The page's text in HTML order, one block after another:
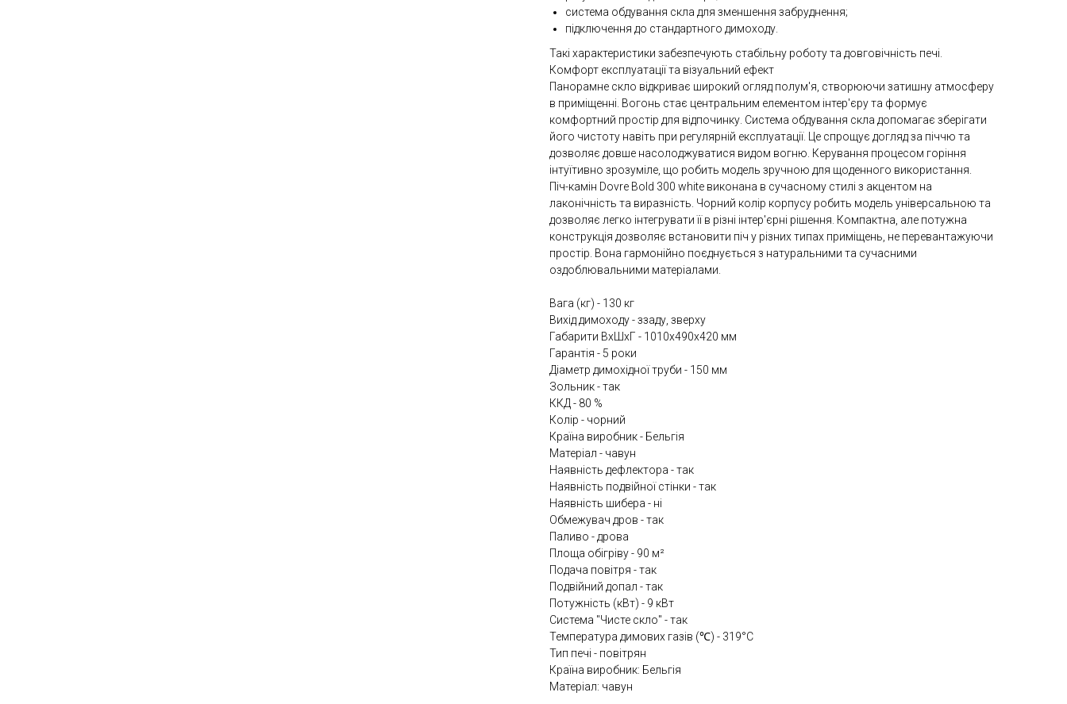
система обдування скла для зменшення забруднення;
підключення до стандартного димоходу.
Такі характеристики забезпечують стабільну роботу та довговічність печі.
Комфорт експлуатації та візуальний ефект
Панорамне скло відкриває широкий огляд полум'я, створюючи затишну атмосферу
в приміщенні. Вогонь стає центральним елементом інтер'єру та формує
комфортний простір для відпочинку. Система обдування скла допомагає зберігати
його чистоту навіть при регулярній експлуатації. Це спрощує догляд за піччю та
дозволяє довше насолоджуватися видом вогню. Керування процесом горіння
інтуїтивно зрозуміле, що робить модель зручною для щоденного використання.
Піч-камін Dovre Bold 300 white виконана в сучасному стилі з акцентом на
лаконічність та виразність. Чорний колір корпусу робить модель універсальною та
дозволяє легко інтегрувати її в різні інтер'єрні рішення. Компактна, але потужна
конструкція дозволяє встановити піч у різних типах приміщень, не перевантажуючи
простір. Вона гармонійно поєднується з натуральними та сучасними
оздоблювальними матеріалами.
Вага (кг) - 130 кг
Вихід димоходу - ззаду, зверху
Габарити ВxШxГ - 1010х490х420 мм
Гарантія - 5 роки
Діаметр димохідної труби - 150 мм
Зольник - так
ККД - 80 %
Колір - чорний
Країна виробник - Бельгія
Матеріал - чавун
Наявність дефлектора - так
Наявність подвійної стінки - так
Наявність шибера - ні
Обмежувач дров - так
Паливо - дрова
Площа обігріву - 90 м²
Подача повітря - так
Подвійний допал - так
Потужність (кВт) - 9 кВт
Система "Чисте скло" - так
Температура димових газів (℃) - 319°C
Тип печі - повітрян
Країна виробник: Бельгія
Матеріал: чавун